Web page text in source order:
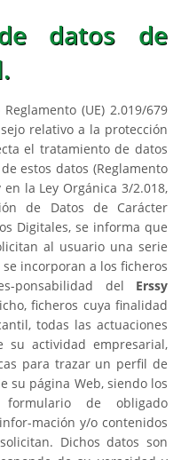
datos de
(UE) 2.019/679
relativo a la protección
el tratamiento de datos
estos datos (Reglamento
la Ley Orgánica 3/2.018,
de Datos de Carácter
Digitales, se informa que
al usuario una serie
incorporan a los ficheros
ponsabilidad del Erssy
ficheros cuya finalidad
todas las actuaciones
su actividad empresarial,
para trazar un perfil de
su página Web, siendo los
de obligado
mación y/o contenidos
Dichos datos son